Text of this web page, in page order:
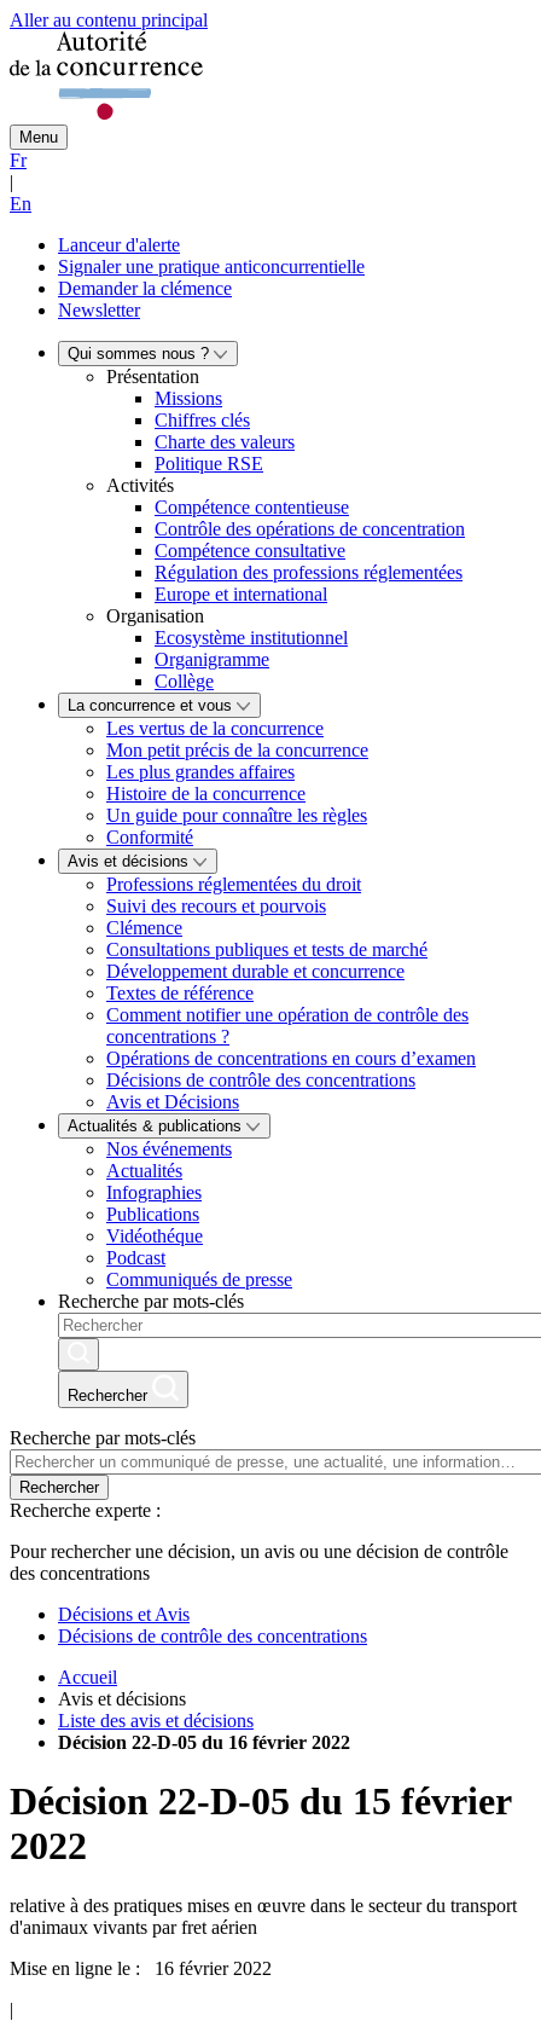
Aller au contenu principal
Menu
Fr
|
En
Lanceur d'alerte
Signaler une pratique anticoncurrentielle
Demander la clémence
Newsletter
Qui sommes nous ?
Présentation
Missions
Chiffres clés
Charte des valeurs
Politique RSE
Activités
Compétence contentieuse
Contrôle des opérations de concentration
Compétence consultative
Régulation des professions réglementées
Europe et international
Organisation
Ecosystème institutionnel
Organigramme
Collège
La concurrence et vous
Les vertus de la concurrence
Mon petit précis de la concurrence
Les plus grandes affaires
Histoire de la concurrence
Un guide pour connaître les règles
Conformité
Avis et décisions
Professions réglementées du droit
Suivi des recours et pourvois
Clémence
Consultations publiques et tests de marché
Développement durable et concurrence
Textes de référence
Comment notifier une opération de contrôle des
concentrations ?
Opérations de concentrations en cours d’examen
Décisions de contrôle des concentrations
Avis et Décisions
Actualités & publications
Nos événements
Actualités
Infographies
Publications
Vidéothéque
Podcast
Communiqués de presse
Recherche par mots-clés
Rechercher
Recherche par mots-clés
Rechercher
Recherche experte :
Pour rechercher une décision, un avis ou une décision de contrôle
des concentrations
Décisions et Avis
Décisions de contrôle des concentrations
Accueil
Avis et décisions
Liste des avis et décisions
Décision 22-D-05 du 16 février 2022
Décision 22-D-05 du 15 février
2022
relative à des pratiques mises en œuvre dans le secteur du transport
d'animaux vivants par fret aérien
Mise en ligne le : 16 février 2022
|